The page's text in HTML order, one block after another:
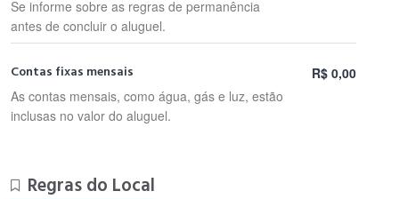
Se informe sobre as regras de permanência
antes de concluir o aluguel.
Contas fixas mensais
As contas mensais, como água, gás e luz, estão
inclusas no valor do aluguel.
R$ 0,00
Regras do Local